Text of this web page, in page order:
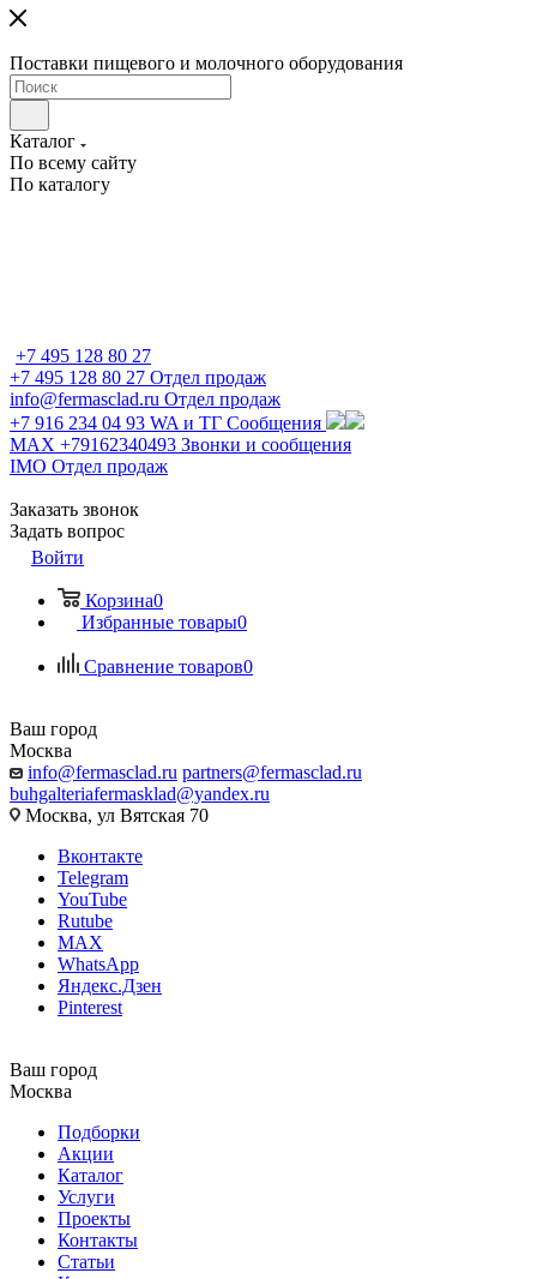
Поставки пищевого и молочного оборудования
Каталог
По всему сайту
По каталогу
+7 495 128 80 27
+7 495 128 80 27 Отдел продаж
info@fermasclad.ru Отдел продаж
+7 916 234 04 93 WA и ТГ Сообщения
MAX +79162340493 Звонки и сообщения
IMO Отдел продаж
Заказать звонок
Задать вопрос
Войти
Корзина0
Избранные товары0
Сравнение товаров0
Ваш город
Москва
info@fermasclad.ru partners@fermasclad.ru
buhgalteriafermasklad@yandex.ru
Москва, ул Вятская 70
Вконтакте
Telegram
YouTube
Rutube
MAX
WhatsApp
Яндекс.Дзен
Pinterest
Ваш город
Москва
Подборки
Акции
Каталог
Услуги
Проекты
Контакты
Статьи